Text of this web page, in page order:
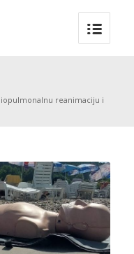
reanimaciju i